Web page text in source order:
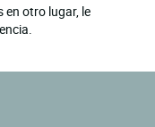
en otro lugar, le